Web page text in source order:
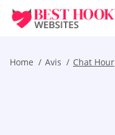
Home Avis Chat Hour